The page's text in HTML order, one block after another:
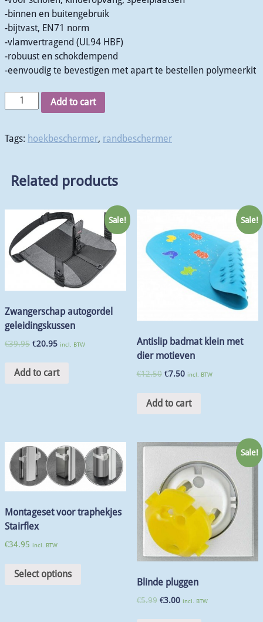
-binnen en buitengebruik
-bijtvast, EN71 norm
-vlamvertragend (UL94 HBF)
-robuust en schokdempend
-eenvoudig te bevestigen met apart te bestellen polymeerkit
Add to cart
Tags: hoekbeschermer, randbeschermer
Related products
Sale!
Zwangerschap autogordel
geleidingskussen
€39.95 €20.95 incl. BTW
Add to cart
Sale!
Antislip badmat klein met
dier motieven
€12.50 €7.50 incl. BTW
Add to cart
Montageset voor traphekjes
Stairflex
€34.95 incl. BTW
Select options
Sale!
Blinde pluggen
€5.99 €3.00 incl. BTW